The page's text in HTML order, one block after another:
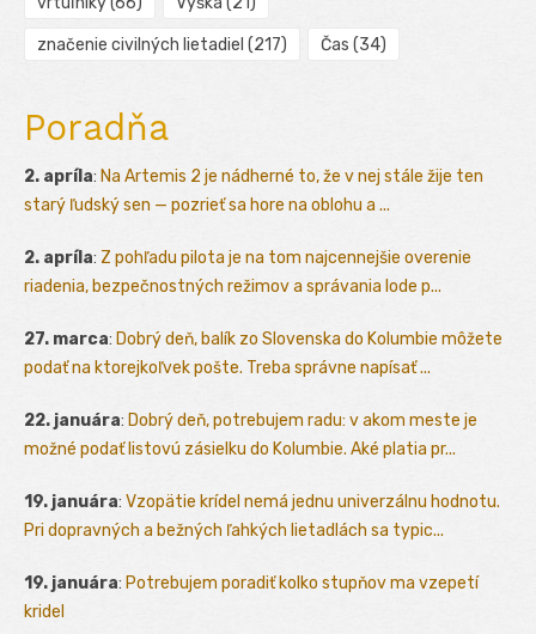
značenie civilných lietadiel (217) Čas (34)
Poradňa
2. apríla: Na Artemis 2 je nádherné to, že v nej stále žije ten
starý ľudský sen — pozrieť sa hore na oblohu a ...
2. apríla: Z pohľadu pilota je na tom najcennejšie overenie
riadenia, bezpečnostných režimov a správania lode p...
27. marca: Dobrý deň, balík zo Slovenska do Kolumbie môžete
podať na ktorejkoľvek pošte. Treba správne napísať ...
22. januára: Dobrý deň, potrebujem radu: v akom meste je
možné podať listovú zásielku do Kolumbie. Aké platia pr...
19. januára: Vzopätie krídel nemá jednu univerzálnu hodnotu.
Pri dopravných a bežných ľahkých lietadlách sa typic...
19. januára: Potrebujem poradiť kolko stupňov ma vzepetí
kridel